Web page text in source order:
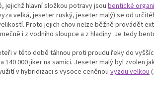
hlavní složkou potravy jsoubentické
velká, jeseter ruský, jeseter malý) se od
Proto jejich chov nelze běžně provádět
i z vodního sloupce a z hladiny. Je tedy
v této době táhnou proti proudu řeky do
000 jiker na samici. Jeseter malý byl zvolen
v hybridizaci s vysoce ceněnou vyzou velkou (